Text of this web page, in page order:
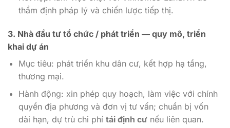
thẩm định pháp lý và chiến lược tiếp thị.
3. Nhà đầu tư tổ chức / phát triển — quy mô, triển
khai dự án
Mục tiêu: phát triển khu dân cư, kết hợp hạ tầng,
thương mại.
Hành động: xin phép quy hoạch, làm việc với chính
quyền địa phương và đơn vị tư vấn; chuẩn bị vốn
dài hạn, dự trù chi phí tái định cưnếu liên quan.